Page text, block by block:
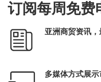
订阅每周免费
亚洲商贸资讯
多媒体方式展